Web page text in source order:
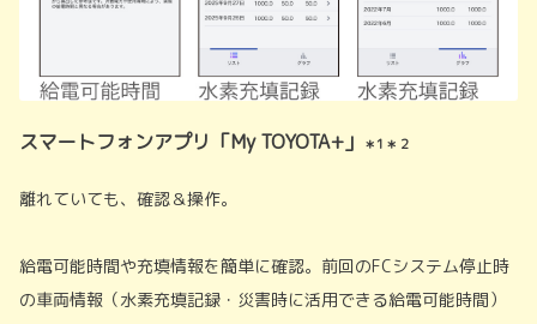
スマートフォンアプリ「My TOYOTA+」 ＊1＊２
離れていても、確認＆操作。
給電可能時間や充填情報を簡単に確認。前回のFCシステム停止時
の車両情報（水素充填記録・災害時に活用できる給電可能時間）